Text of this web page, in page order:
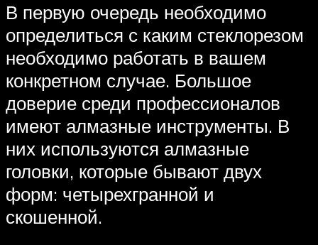
В первую очередь необходимо
определиться с каким стеклорезом
необходимо работать в вашем
конкретном случае. Большое
доверие среди профессионалов
имеют алмазные инструменты. В
них используются алмазные
головки, которые бывают двух
форм: четырехгранной и
скошенной.